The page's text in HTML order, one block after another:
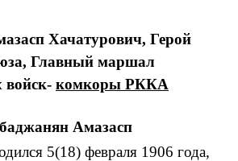
Хачатурович, Герой
Главный маршал
войск- комкоры РККА
Амазасп
5(18) февраля 1906 года,